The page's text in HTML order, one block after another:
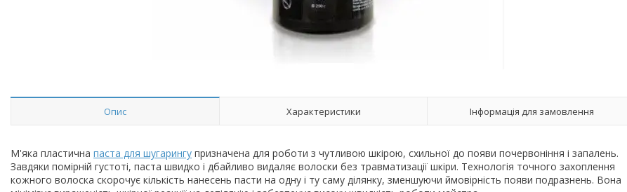
Опис Характеристики Інформація для замовлення
М'яка пластична паста для шугарингу призначена для роботи з чутливою шкірою, схильної до появи почервоніння і запалень.
Завдяки помірній густоті, паста швидко і дбайливо видаляє волоски без травматизації шкіри. Технологія точного захоплення
кожного волоска скорочує кількість нанесень пасти на одну і ту саму ділянку, зменшуючи ймовірність появи подразнень. Вона